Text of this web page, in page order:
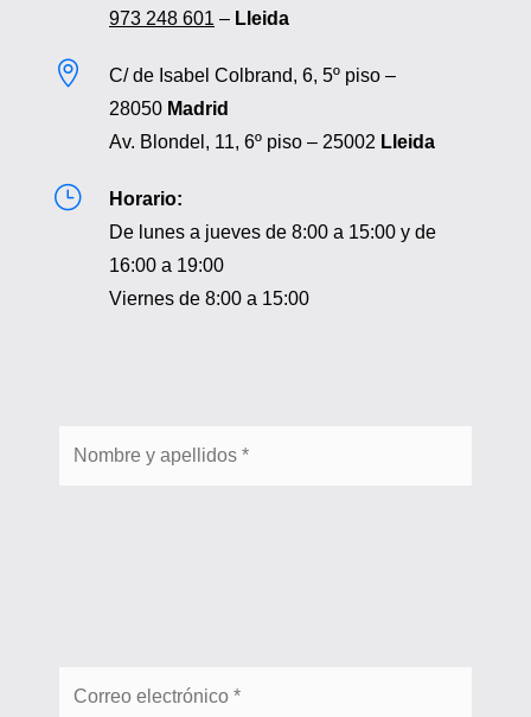
973 248 601 – Lleida

C/ de Isabel Colbrand, 6, 5º piso –
28050 Madrid
Av. Blondel, 11, 6º piso – 25002 Lleida
}
Horario:
De lunes a jueves de 8:00 a 15:00 y de
16:00 a 19:00
Viernes de 8:00 a 15:00